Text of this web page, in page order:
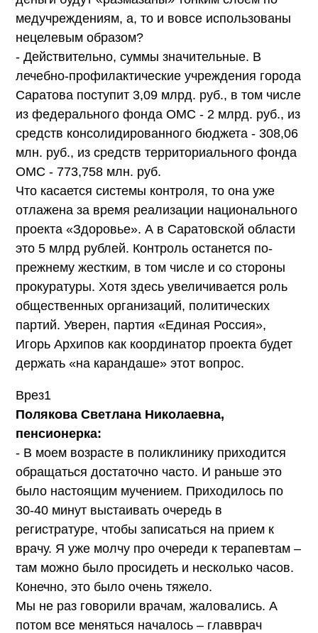
медучреждениям, а, то и вовсе использованы
нецелевым образом?
- Действительно, суммы значительные. В
лечебно-профилактические учреждения города
Саратова поступит 3,09 млрд. руб., в том числе
из федерального фонда ОМС - 2 млрд. руб., из
средств консолидированного бюджета - 308,06
млн. руб., из средств территориального фонда
ОМС - 773,758 млн. руб.
Что касается системы контроля, то она уже
отлажена за время реализации национального
проекта «Здоровье». А в Саратовской области
это 5 млрд рублей. Контроль останется по-
прежнему жестким, в том числе и со стороны
прокуратуры. Хотя здесь увеличивается роль
общественных организаций, политических
партий. Уверен, партия «Единая Россия»,
Игорь Архипов как координатор проекта будет
держать «на карандаше» этот вопрос.
Врез1
Полякова Светлана Николаевна,
пенсионерка:
- В моем возрасте в поликлинику приходится
обращаться достаточно часто. И раньше это
было настоящим мучением. Приходилось по
30-40 минут выстаивать очередь в
регистратуре, чтобы записаться на прием к
врачу. Я уже молчу про очереди к терапевтам –
там можно было просидеть и несколько часов.
Конечно, это было очень тяжело.
Мы не раз говорили врачам, жаловались. А
потом все меняться началось – главврач